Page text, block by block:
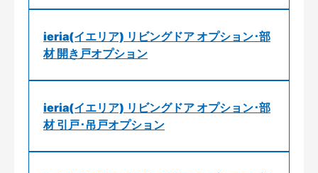
ieria(イエリア) リビングドア オプション･部
材 開き戸オプション
ieria(イエリア) リビングドア オプション･部
材 引戸･吊戸オプション